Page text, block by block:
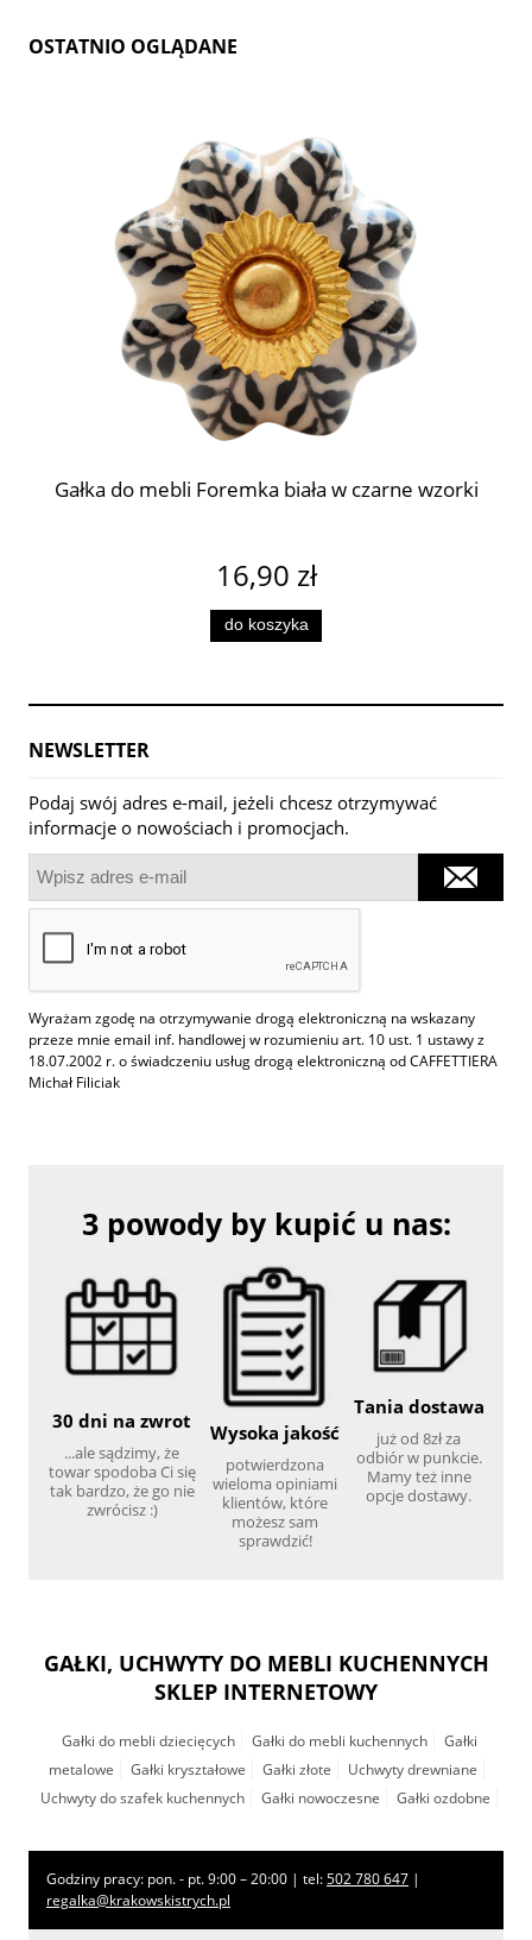
OSTATNIO OGLĄDANE
Gałka do mebli Foremka biała w czarne wzorki
16,90 zł
do koszyka
NEWSLETTER
Podaj swój adres e-mail, jeżeli chcesz otrzymywać
informacje o nowościach i promocjach.
Wyrażam zgodę na otrzymywanie drogą elektroniczną na wskazany
przeze mnie email inf. handlowej w rozumieniu art. 10 ust. 1 ustawy z
18.07.2002 r. o świadczeniu usług drogą elektroniczną od CAFFETTIERA
Michał Filiciak
3 powody by kupić u nas:
30 dni na zwrot
...ale sądzimy, że
towar spodoba Ci się
tak bardzo, że go nie
zwrócisz :)
Wysoka jakość
potwierdzona
wieloma opiniami
klientów, które
możesz sam
sprawdzić!
Tania dostawa
już od 8zł za
odbiór w punkcie.
Mamy też inne
opcje dostawy.
GAŁKI, UCHWYTY DO MEBLI KUCHENNYCH
SKLEP INTERNETOWY
Gałki do mebli dziecięcych Gałki do mebli kuchennych
Gałki
metalowe
Gałki kryształowe Gałki złote
Uchwyty drewniane
Uchwyty do szafek kuchennych
Gałki nowoczesne Gałki ozdobne
Godziny pracy: pon. - pt. 9:00 – 20:00 | tel:502 780 647 |
regalka@krakowskistrych.pl